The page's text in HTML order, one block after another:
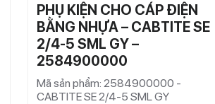
PHỤ KIỆN CHO CÁP ĐIỆN
BẰNG NHỰA – CABTITE SE
2/4-5 SML GY –
2584900000
Mã sản phẩm: 2584900000 -
CABTITE SE 2/4-5 SML GY